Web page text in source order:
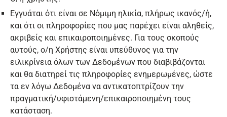
Εγγυάται ότι είναι σε Νόμιμη ηλικία, πλήρως ικανός/ή,
και ότι οι πληροφορίες που μας παρέχει είναι αληθείς,
ακριβείς και επικαιροποιημένες. Για τους σκοπούς
αυτούς, ο/η Χρήστης είναι υπεύθυνος για την
ειλικρίνεια όλων των Δεδομένων που διαβιβάζονται
και θα διατηρεί τις πληροφορίες ενημερωμένες, ώστε
τα εν λόγω Δεδομένα να αντικατοπτρίζουν την
πραγματική/υφιστάμενη/επικαιροποιημένη τους
κατάσταση.